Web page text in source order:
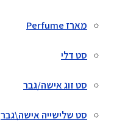
מארז Perfume
סט דלי
סט זוג אישה/גבר
סט שלישייה אישה\גבר